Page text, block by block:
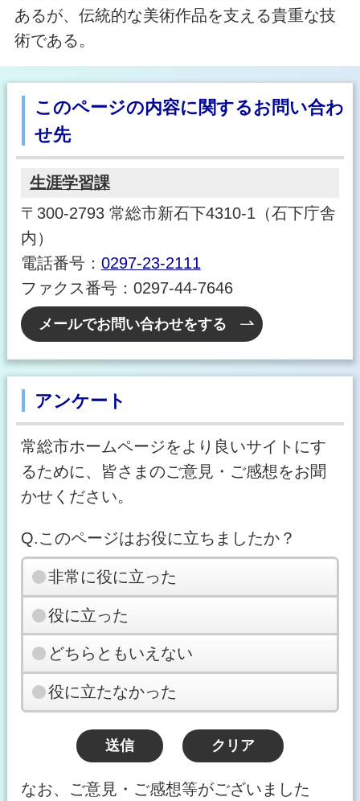
あるが、伝統的な美術作品を支える貴重な技
術である。
このページの内容に関するお問い合わ
せ先
生涯学習課
〒300-2793 常総市新石下4310-1（石下庁舎
内）
電話番号： 0297-23-2111
ファクス番号：0297-44-7646
メールでお問い合わせをする
アンケート
常総市ホームページをより良いサイトにす
るために、皆さまのご意見・ご感想をお聞
かせください。
Q.このページはお役に立ちましたか？
非常に役に立った
役に立った
どちらともいえない
役に立たなかった
なお、ご意見・ご感想等がございました